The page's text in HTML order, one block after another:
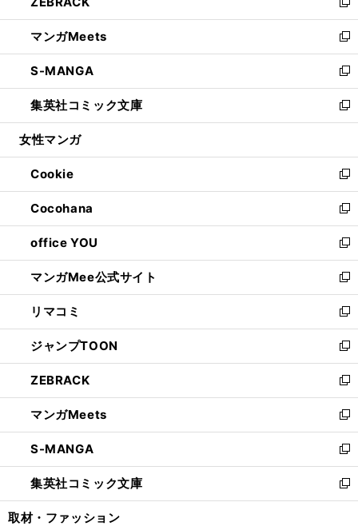
開
く
ド
ウ
で
開
く
ィ
ン
ド
ウ
で
開
く
い
ウ
ィ
ン
ド
ウ
で
開
新
し
い
ウ
ィ
ン
ド
ウ
開
く
マンガMeets
新
し
い
ウ
ィ
ン
ウ
で
開
く
S-MANGA
新
し
い
ウ
ン
ド
ウ
で
開
く
集英社コミック文庫
新
し
ウ
ィ
ン
ド
ウ
で
開
く
女性マンガ
Cookie
新
し
い
ウ
ィ
ン
ド
ウ
で
開
く
Cocohana
新
し
い
ウ
ィ
ン
ド
ウ
で
開
く
office YOU
新
し
い
ウ
ィ
ン
ド
ウ
で
開
く
マンガMee公式サイト
新
し
い
ウ
ィ
ン
ド
ウ
で
開
く
リマコミ
新
し
い
ウ
ィ
ン
ド
ウ
で
開
く
ジャンプTOON
新
し
い
ウ
ィ
ン
ド
ウ
で
開
ZEBRACK
新
し
い
ウ
ィ
ン
ド
ウ
マンガMeets
新
し
い
ウ
ィ
ン
S-MANGA
新
し
い
ウ
集英社コミック文庫
新
し
取材・ファッション